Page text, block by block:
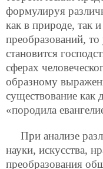
формулируя
как в природе, так
преобразований,
становится
сферах
образному
существование как
«породила
При анализе
науки, искусства,
преобразования